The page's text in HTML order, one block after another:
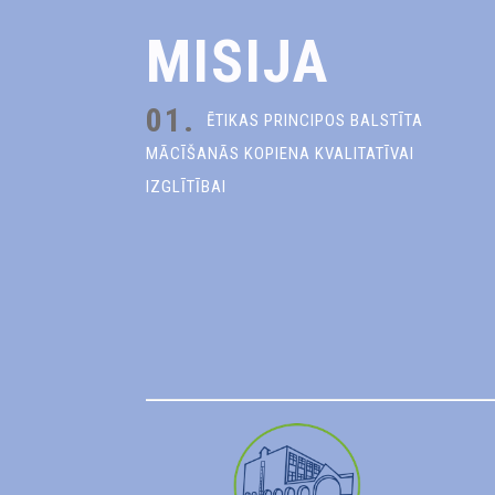
MISIJA
01.
ĒTIKAS PRINCIPOS BALSTĪTA
MĀCĪŠANĀS KOPIENA KVALITATĪVAI
IZGLĪTĪBAI